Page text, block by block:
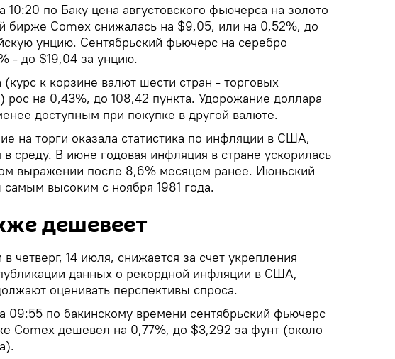
10:20 по Баку цена августовского фьючерса на золото
бирже Comex снижалась на $9,05, или на 0,52%, до
унцию. Сентябрьский фьючерс на серебро
- до $19,04 за унцию.
к корзине валют шести стран - торговых
на 0,43%, до 108,42 пункта. Удорожание доллара
доступным при покупке в другой валюте.
на торги оказала статистика по инфляции в США,
в среду. В июне годовая инфляция в стране ускорилась
выражении после 8,6% месяцем ранее. Июньский
самым высоким с ноября 1981 года.
дешевеет
четверг, 14 июля, снижается за счет укрепления
данных о рекордной инфляции в США,
оценивать перспективы спроса.
09:55 по бакинскому времени сентябрьский фьючерс
Comex дешевел на 0,77%, до $3,292 за фунт (около